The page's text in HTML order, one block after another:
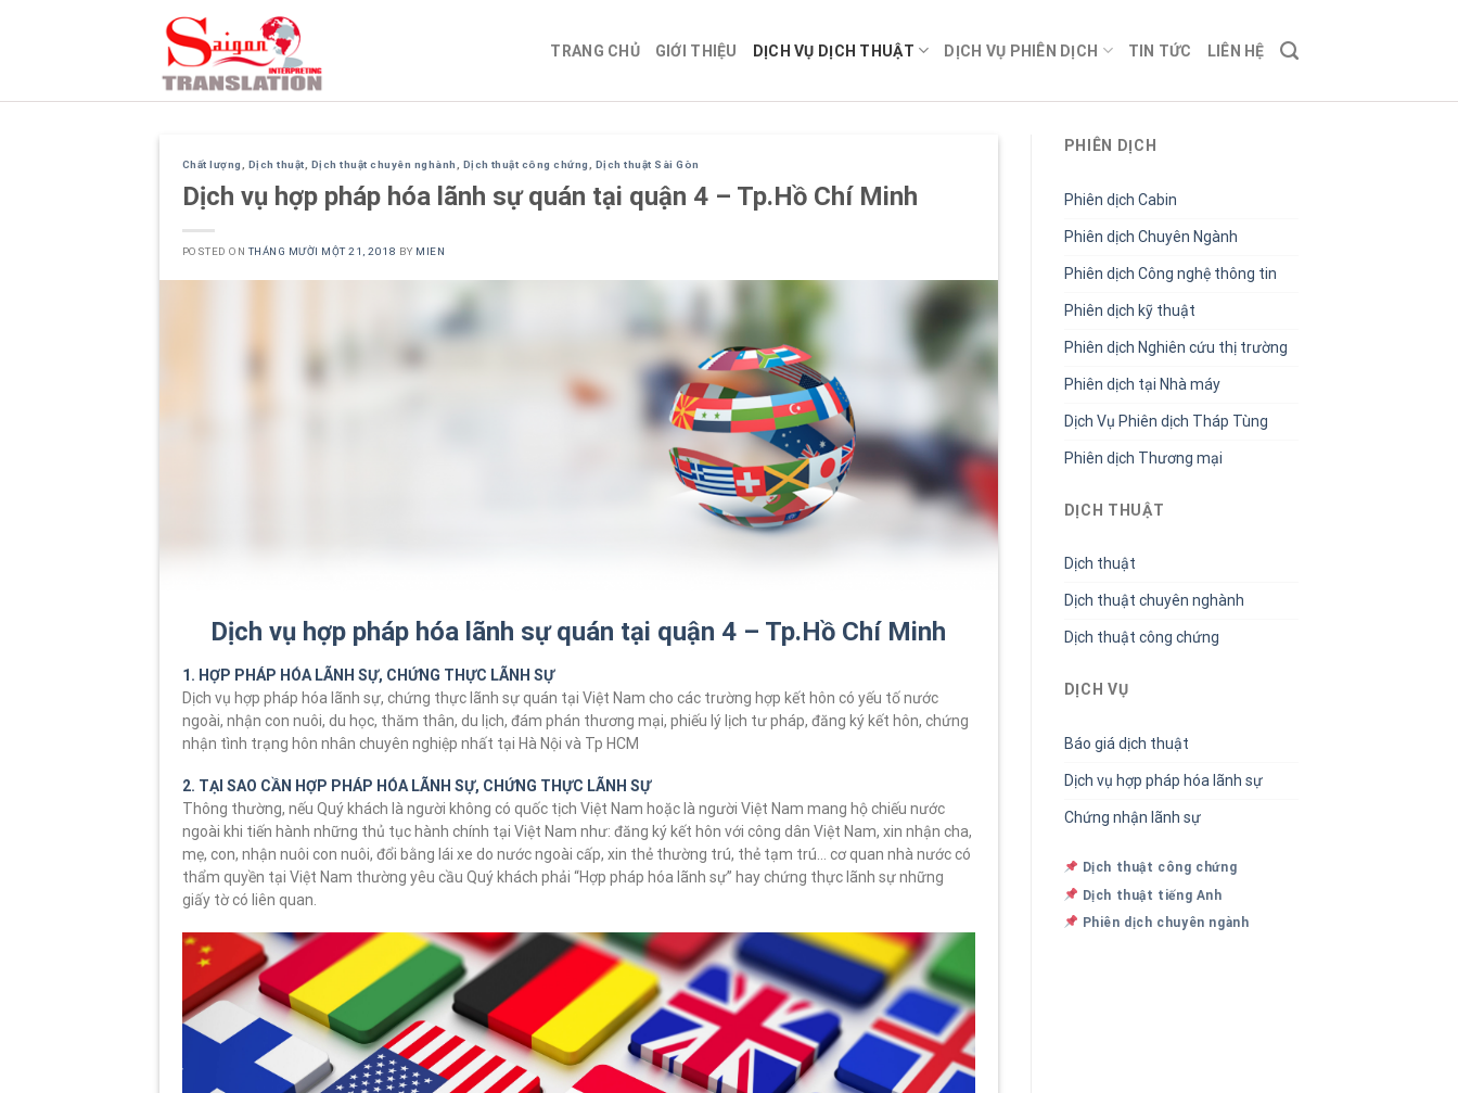
TRANG CHỦ GIỚI THIỆU DỊCH VỤ DỊCH THUẬT DỊCH VỤ PHIÊN DỊCH TIN TỨC LIÊN HỆ
Chất lượng Dịch thuật Dịch thuật chuyên nghành Dịch thuật công chứng Dịch thuật Sài Gòn
Dịch vụ hợp pháp hóa lãnh sự quán tại quận 4 – Tp.Hồ Chí Minh
POSTED ONTHÁNG MƯỜI MỘT 21, 2018 BY MIEN
Dịch vụ hợp pháp hóa lãnh sự quán tại quận 4 – Tp.Hồ Chí Minh
1. HỢP PHÁP HÓA LÃNH SỰ, CHỨNG THỰC LÃNH SỰ
Dịch vụ hợp pháp hóa lãnh sự, chứng thực lãnh sự quán tại Việt Nam cho các trường hợp kết hôn có yếu tố nước
ngoài, nhận con nuôi, du học, thăm thân, du lịch, đám phán thương mại, phiếu lý lịch tư pháp, đăng ký kết hôn, chứng
nhận tình trạng hôn nhân chuyên nghiệp nhất tại Hà Nội và Tp HCM
2. TẠI SAO CẦN HỢP PHÁP HÓA LÃNH SỰ, CHỨNG THỰC LÃNH SỰ
Thông thường, nếu Quý khách là người không có quốc tịch Việt Nam hoặc là người Việt Nam mang hộ chiếu nước
ngoài khi tiến hành những thủ tục hành chính tại Việt Nam như: đăng ký kết hôn với công dân Việt Nam, xin nhận cha,
mẹ, con, nhận nuôi con nuôi, đổi bằng lái xe do nước ngoài cấp, xin thẻ thường trú, thẻ tạm trú… cơ quan nhà nước có
thẩm quyền tại Việt Nam thường yêu cầu Quý khách phải “Hợp pháp hóa lãnh sự” hay chứng thực lãnh sự những
giấy tờ có liên quan.
PHIÊN DỊCH
Phiên dịch Cabin
Phiên dịch Chuyên Ngành
Phiên dịch Công nghệ thông tin
Phiên dịch kỹ thuật
Phiên dịch Nghiên cứu thị trường
Phiên dịch tại Nhà máy
Dịch Vụ Phiên dịch Tháp Tùng
Phiên dịch Thương mại
DỊCH THUẬT
Dịch thuật
Dịch thuật chuyên nghành
Dịch thuật công chứng
DỊCH VỤ
Báo giá dịch thuật
Dịch vụ hợp pháp hóa lãnh sự
Chứng nhận lãnh sự
Dịch thuật công chứng
Dịch thuật tiếng Anh
Phiên dịch chuyên ngành